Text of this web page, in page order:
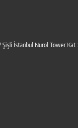
Şişli İstanbul Nurol Tower Kat